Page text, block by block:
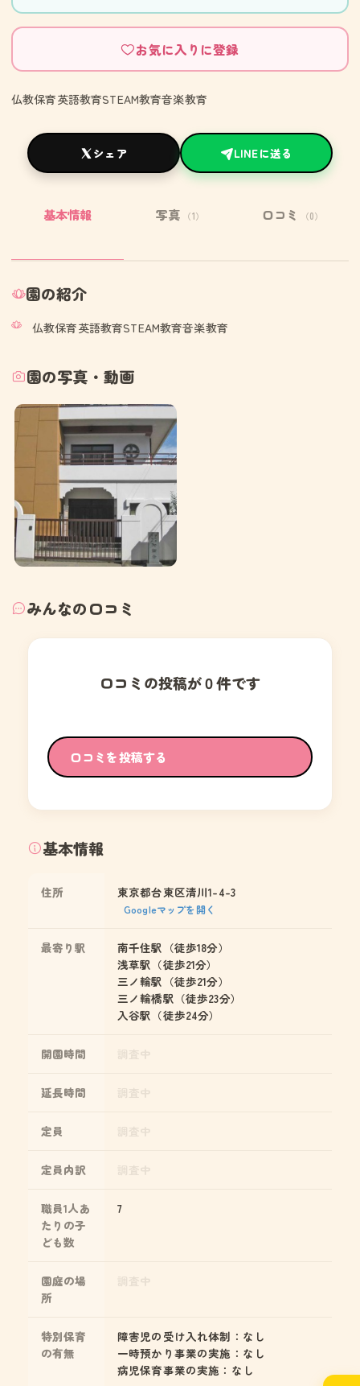
お気に入りに登録
仏教保育英語教育STEAM教育音楽教育
シェア LINEに送る
基本情報 写真 （1） 口コミ （0）
園の紹介
仏教保育英語教育STEAM教育音楽教育
園の写真・動画
みんなの口コミ
口コミの投稿が０件です
口コミを投稿する
基本情報
住所 東京都台東区清川1-4-3
Googleマップを開く
最寄り駅
南千住駅（徒歩18分）
浅草駅（徒歩21分）
三ノ輪駅（徒歩21分）
三ノ輪橋駅（徒歩23分）
入谷駅（徒歩24分）
開園時間
延長時間
定員
定員内訳
職員1人あ
たりの子
ども数
7
園庭の場
所
特別保育
の有無
障害児の受け入れ体制：なし
一時預かり事業の実施：なし
病児保育事業の実施：なし